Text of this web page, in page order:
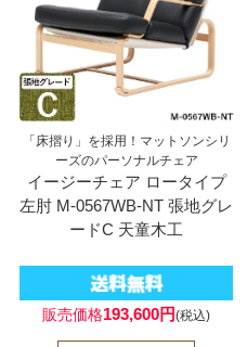
「床摺り」を採用！マットソンシリ
ーズのパーソナルチェア
イージーチェア ロータイプ
左肘 M-0567WB-NT 張地グレ
ードC 天童木工
販売価格193,600円(税込)